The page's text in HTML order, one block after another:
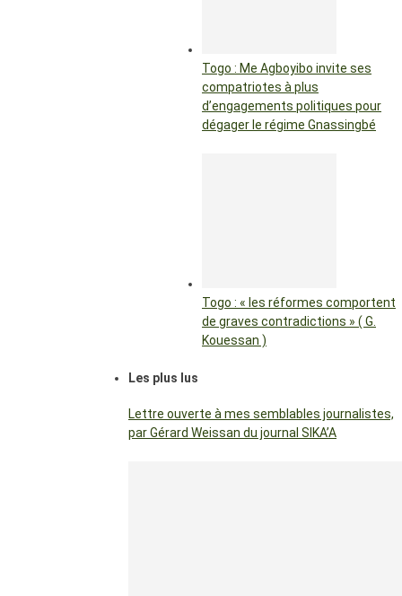
Togo : Me Agboyibo invite ses
compatriotes à plus
d’engagements politiques pour
dégager le régime Gnassingbé
Togo : « les réformes comportent
de graves contradictions » ( G.
Kouessan )
Les plus lus
Lettre ouverte à mes semblables journalistes,
par Gérard Weissan du journal SIKA’A